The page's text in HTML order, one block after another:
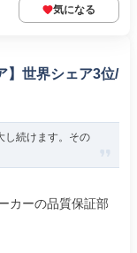
気になる
】世界シェア3位/
し続けます。その
カーの品質保証部